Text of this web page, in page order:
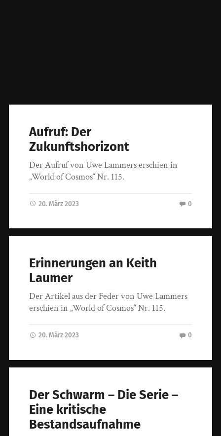
Aufruf: Der
Zukunftshorizont
Der Aufruf von Uwe Lammers erschien in
„World of Cosmos“ Nr. 115.
20. März 2023 0
Erinnerungen an Keith
Laumer
Der Artikel aus der Feder von Uwe Lammers
erschien in „World of Cosmos“ Nr. 115.
20. März 2023 0
Der Schwarm – Die Serie –
Eine kritische
Bestandsaufnahme